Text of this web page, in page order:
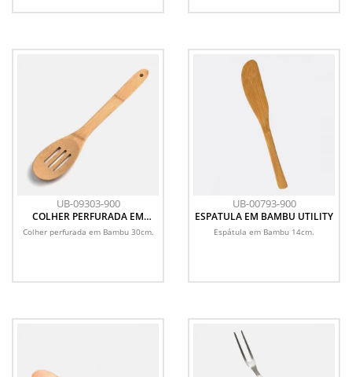
UB-09303-900
COLHER PERFURADA EM
BAMBU UTILITY - 30 CM
Colher perfurada em Bambu 30cm.
UB-00793-900
ESPATULA EM BAMBU UTILITY
Espátula em Bambu 14cm.